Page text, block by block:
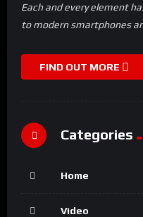
Each and every element
to modern smartphones
FIND OUT MORE
Categories
Home
Video